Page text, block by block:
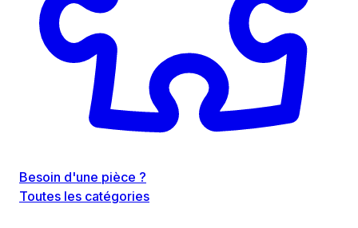
Besoin d'une pièce ?
Toutes les catégories